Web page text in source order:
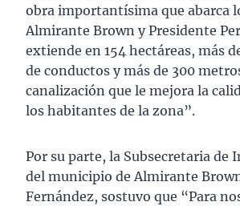
obra importantísima que abarca
Almirante Brown y Presidente
extiende en 154 hectáreas, más
de conductos y más de 300
canalización que le mejora la
los habitantes de la zona”.
Por su parte, la Subsecretaria de
del municipio de Almirante
Fernández, sostuvo que “Para